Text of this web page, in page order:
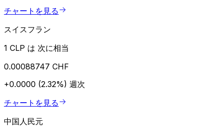
チャートを見る
スイスフラン
1 CLP は 次に相当
0.00088747 CHF
+0.0000 (2.32%) 週次
チャートを見る
中国人民元